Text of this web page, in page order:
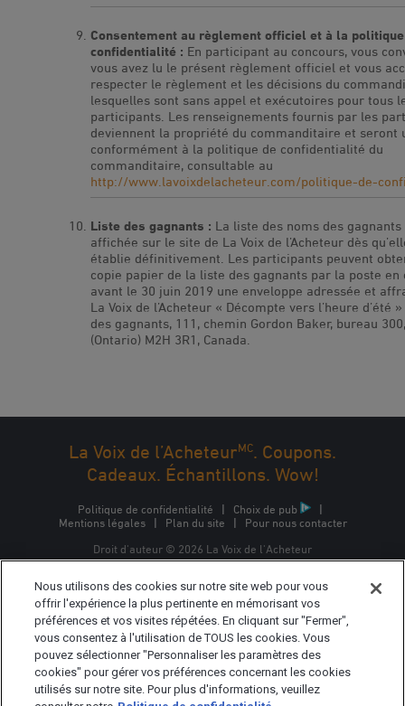
Consentement au règlement officiel et à la
confidentialité : En participant au concours, vous
vous avez lu le présent règlement officiel et vous
respecter le règlement et les décisions du
lesquelles sont sans appel et exécutoires pour tous
participants. Les renseignements fournis par les
deviennent la propriété du commanditaire et seront
conformément à la politique de confidentialité du
commanditaire, consultable au
http://www.lavoixdelacheteur.com/politique-de-
Liste des gagnants : La liste des noms des gagnants
affichée sur le site de La Voix de l’Acheteur dès
établie définitivement. Les participants peuvent
copie papier de la liste des gagnants par la poste en
avant le 30 juin 2019 une enveloppe adressée et
La Voix de l’Acheteur « Décompte vers l’heure d’été
des gagnants, 111, chemin Gordon Baker, bureau
(Ontario) M2H 3R1, Canada.
La Voix de l’AcheteurMC. Coupons.
Cadeaux. Échantillons. Wow!
Politique de confidentialité | Choix de pub
|
Mentions légales
| Plan du site | Pour nous contacter
Droit d'auteur © 2026 La Voix de l'Acheteur
d'Epsilon Interactive CA, ULC, propriété d'Epsilon Data
Management, LLC.
Nous utilisons des cookies sur notre site web pour vous
offrir l'expérience la plus pertinente en mémorisant vos
préférences et vos visites répétées. En cliquant sur "Fermer",
vous consentez à l'utilisation de TOUS les cookies. Vous
pouvez sélectionner "Personnaliser les paramètres des
cookies" pour gérer vos préférences concernant les cookies
utilisés sur notre site. Pour plus d'informations, veuillez